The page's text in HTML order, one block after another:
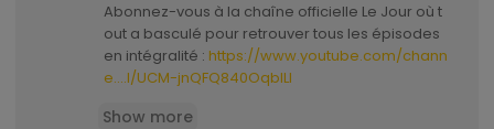
Abonnez-vous à la chaîne officielle Le Jour où t
out a basculé pour retrouver tous les épisodes
en intégralité : https://www.youtube.com/chann
e....l/UCM-jnQFQ840OqbILl
Show more